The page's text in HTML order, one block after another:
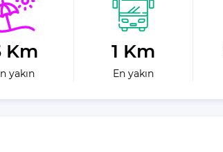
Km
yakın
1 Km
En yakın